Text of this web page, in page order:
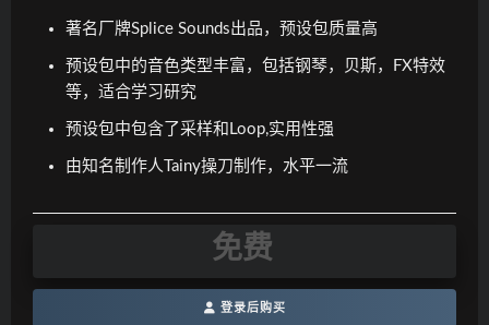
著名厂牌Splice Sounds出品，预设包质量高
预设包中的音色类型丰富，包括钢琴，贝斯，FX特效
等，适合学习研究
预设包中包含了采样和Loop,实用性强
由知名制作人Tainy操刀制作，水平一流
免费
登录后购买